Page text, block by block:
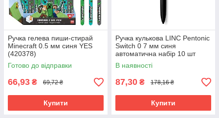
Ручка гелева пиши-стирай
Minecraft 0.5 мм синя YES
(420378)
Готово до відправки
66,93 ₴ 69,72 ₴
Купити
Ручка кулькова LINC Pentonic
Switch 0 7 мм синя
автоматична набір 10 шт
(411958)
В наявності
87,30 ₴ 178,16 ₴
Купити